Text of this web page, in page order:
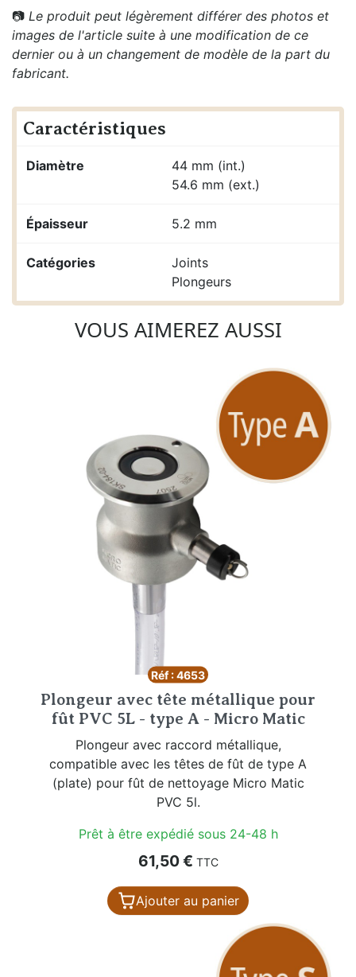
📷 Le produit peut légèrement différer des photos et
images de l'article suite à une modification de ce
dernier ou à un changement de modèle de la part du
fabricant.
Caractéristiques
Diamètre
44 mm (int.)
54.6 mm (ext.)
Épaisseur 5.2 mm
Catégories
Joints
Plongeurs
VOUS AIMEREZ AUSSI
Réf : 4653
Plongeur avec tête métallique pour
fût PVC 5L - type A - Micro Matic
Plongeur avec raccord métallique,
compatible avec les têtes de fût de type A
(plate) pour fût de nettoyage Micro Matic
PVC 5l.
Prêt à être expédié sous 24-48 h
Prix
61,50 € TTC
Ajouter au panier